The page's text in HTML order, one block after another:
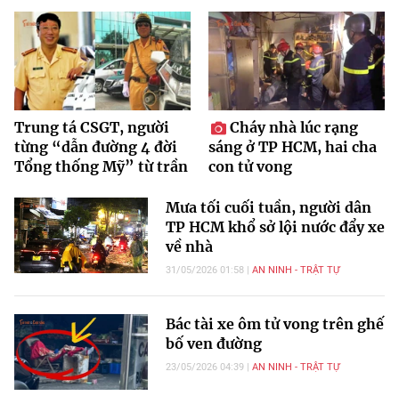
Trung tá CSGT, người
từng “dẫn đường 4 đời
Tổng thống Mỹ” từ trần
Cháy nhà lúc rạng
sáng ở TP HCM, hai cha
con tử vong
Mưa tối cuối tuần, người dân
TP HCM khổ sở lội nước đẩy xe
về nhà
31/05/2026 01:58 AN NINH - TRẬT TỰ
Bác tài xe ôm tử vong trên ghế
bố ven đường
23/05/2026 04:39 AN NINH - TRẬT TỰ